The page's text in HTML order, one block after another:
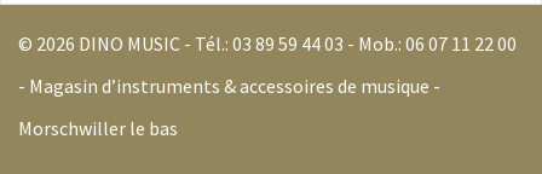
© 2026 DINO MUSIC - Tél.: 03 89 59 44 03 - Mob.: 06 07 11 22 00
- Magasin d’instruments & accessoires de musique -
Morschwiller le bas